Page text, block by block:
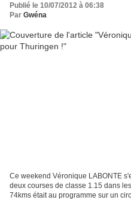
Publié le 10/07/2012 à 06:38
Par Gwéna
Ce weekend Véronique LABONTE
deux courses de classe 1.15 dans
74kms était au programme sur un